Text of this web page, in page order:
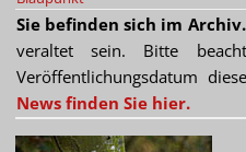
Sie befinden sich im Archiv.
veraltet sein. Bitte
Veröffentlichungsdatum
News finden Sie hier.